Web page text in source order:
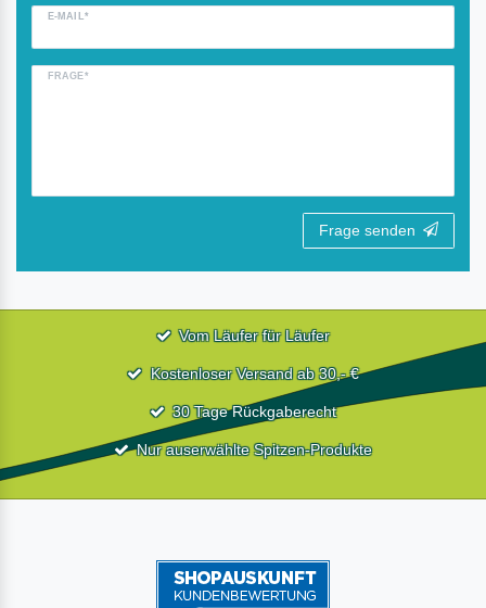
E-MAIL*
FRAGE*
Frage senden
Vom Läufer für Läufer
Kostenloser Versand ab 30,- €
30 Tage Rückgaberecht
Nur auserwählte Spitzen-Produkte